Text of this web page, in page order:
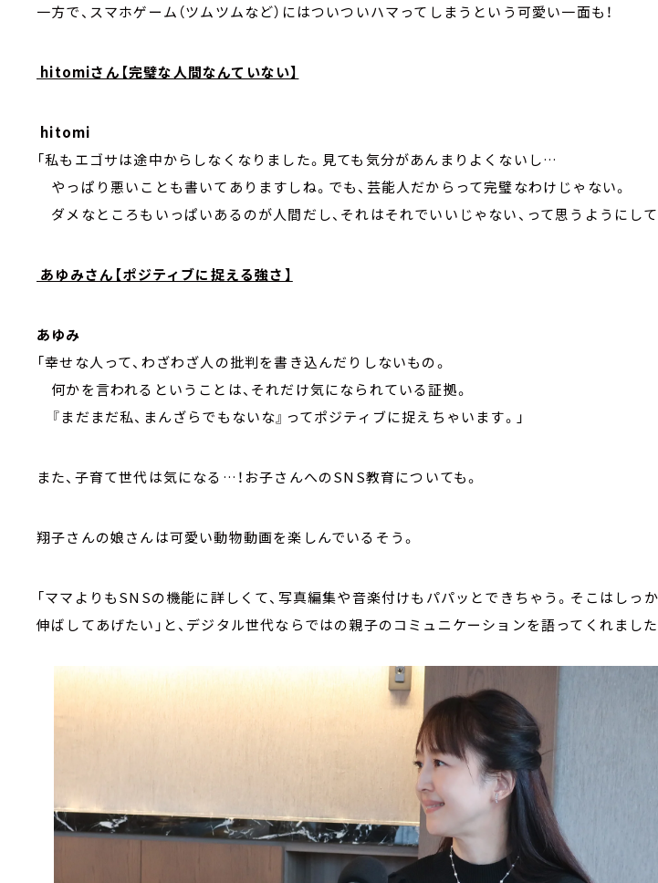
一方で、スマホゲーム（ツムツムなど）にはついついハマってしまうという可愛い一面も！
hitomiさん【完璧な人間なんていない】
hitomi
「私もエゴサは途中からしなくなりました。見ても気分があんまりよくないし…
やっぱり悪いことも書いてありますしね。でも、芸能人だからって完璧なわけじゃない。
ダメなところもいっぱいあるのが人間だし、それはそれでいいじゃない、って思うようにして
あゆみさん【ポジティブに捉える強さ】
あゆみ
「幸せな人って、わざわざ人の批判を書き込んだりしないもの。
何かを言われるということは、それだけ気になられている証拠。
『まだまだ私、まんざらでもないな』ってポジティブに捉えちゃいます。」
また、子育て世代は気になる…！お子さんへのSNS教育についても。
翔子さんの娘さんは可愛い動物動画を楽しんでいるそう。
「ママよりもSNSの機能に詳しくて、写真編集や音楽付けもパパッとできちゃう。そこはしっ
伸ばしてあげたい」と、デジタル世代ならではの親子のコミュニケーションを語ってくれました